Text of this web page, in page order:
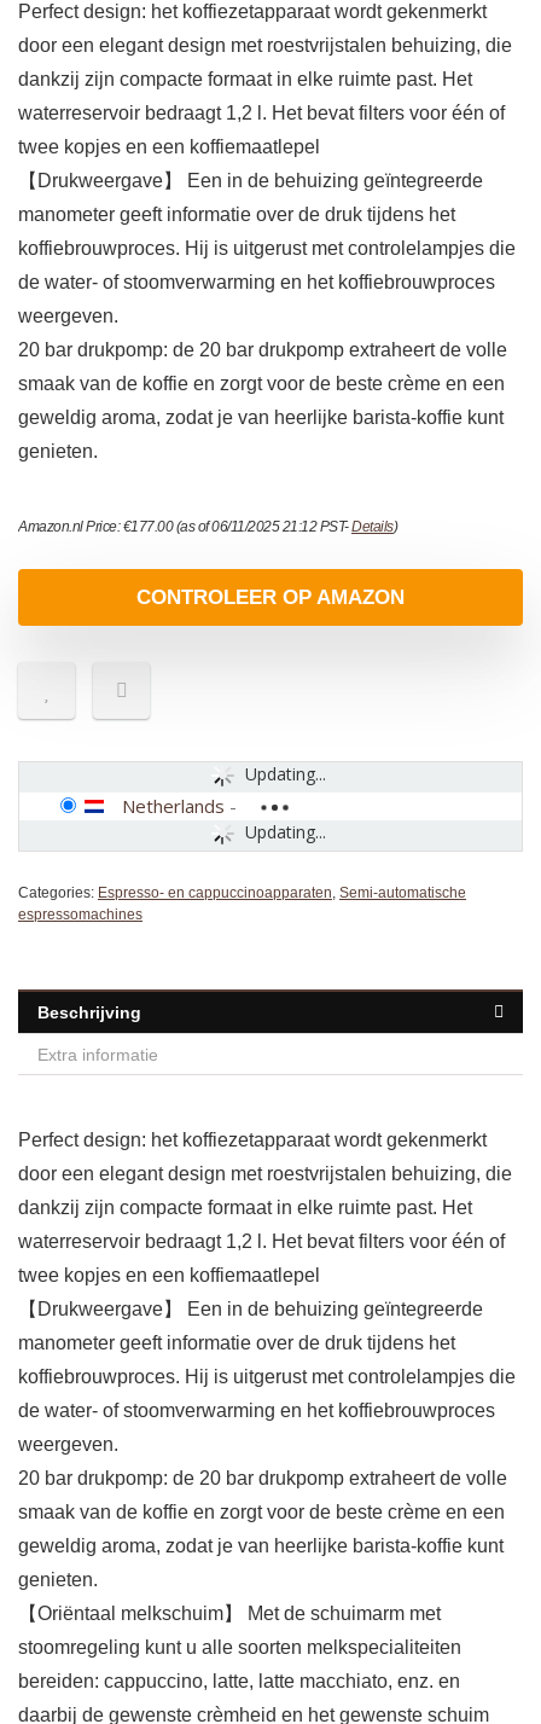
Perfect design: het koffiezetapparaat wordt gekenmerkt
door een elegant design met roestvrijstalen behuizing, die
dankzij zijn compacte formaat in elke ruimte past. Het
waterreservoir bedraagt 1,2 l. Het bevat filters voor één of
twee kopjes en een koffiemaatlepel
【Drukweergave】 Een in de behuizing geïntegreerde
manometer geeft informatie over de druk tijdens het
koffiebrouwproces. Hij is uitgerust met controlelampjes die
de water- of stoomverwarming en het koffiebrouwproces
weergeven.
20 bar drukpomp: de 20 bar drukpomp extraheert de volle
smaak van de koffie en zorgt voor de beste crème en een
geweldig aroma, zodat je van heerlijke barista-koffie kunt
genieten.
Amazon.nl Price:€177.00(as of 06/11/2025 21:12 PST-Details)
CONTROLEER OP AMAZON
Updating...
Updating...
Netherlands -
Categories: Espresso- en cappuccinoapparaten, Semi-automatische
espressomachines
Beschrijving
Extra informatie
Perfect design: het koffiezetapparaat wordt gekenmerkt
door een elegant design met roestvrijstalen behuizing, die
dankzij zijn compacte formaat in elke ruimte past. Het
waterreservoir bedraagt 1,2 l. Het bevat filters voor één of
twee kopjes en een koffiemaatlepel
【Drukweergave】 Een in de behuizing geïntegreerde
manometer geeft informatie over de druk tijdens het
koffiebrouwproces. Hij is uitgerust met controlelampjes die
de water- of stoomverwarming en het koffiebrouwproces
weergeven.
20 bar drukpomp: de 20 bar drukpomp extraheert de volle
smaak van de koffie en zorgt voor de beste crème en een
geweldig aroma, zodat je van heerlijke barista-koffie kunt
genieten.
【Oriëntaal melkschuim】 Met de schuimarm met
stoomregeling kunt u alle soorten melkspecialiteiten
bereiden: cappuccino, latte, latte macchiato, enz. en
daarbij de gewenste crèmheid en het gewenste schuim